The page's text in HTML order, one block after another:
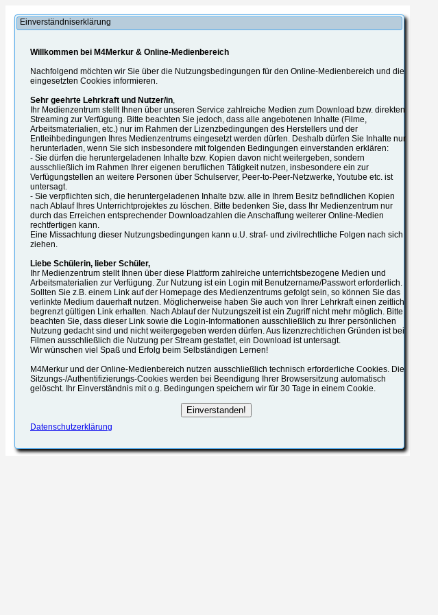
Einverständniserklärung
Willkommen bei M4Merkur & Online-Medienbereich
Nachfolgend möchten wir Sie über die Nutzungsbedingungen für den Online-Medienbereich und die
eingesetzten Cookies informieren.
Sehr geehrte Lehrkraft und Nutzer/in,
Ihr Medienzentrum stellt Ihnen über unseren Service zahlreiche Medien zum Download bzw. direkten
Streaming zur Verfügung. Bitte beachten Sie jedoch, dass alle angebotenen Inhalte (Filme,
Arbeitsmaterialien, etc.) nur im Rahmen der Lizenzbedingungen des Herstellers und der
Entleihbedingungen Ihres Medienzentrums eingesetzt werden dürfen. Deshalb dürfen Sie Inhalte nur
herunterladen, wenn Sie sich insbesondere mit folgenden Bedingungen einverstanden erklären:
- Sie dürfen die heruntergeladenen Inhalte bzw. Kopien davon nicht weitergeben, sondern
ausschließlich im Rahmen Ihrer eigenen beruflichen Tätigkeit nutzen, insbesondere ein zur
Verfügungstellen an weitere Personen über Schulserver, Peer-to-Peer-Netzwerke, Youtube etc. ist
untersagt.
- Sie verpflichten sich, die heruntergeladenen Inhalte bzw. alle in Ihrem Besitz befindlichen Kopien
nach Ablauf Ihres Unterrichtprojektes zu löschen. Bitte bedenken Sie, dass Ihr Medienzentrum nur
durch das Erreichen entsprechender Downloadzahlen die Anschaffung weiterer Online-Medien
rechtfertigen kann.
Eine Missachtung dieser Nutzungsbedingungen kann u.U. straf- und zivilrechtliche Folgen nach sich
ziehen.
Liebe Schülerin, lieber Schüler,
Ihr Medienzentrum stellt Ihnen über diese Plattform zahlreiche unterrichtsbezogene Medien und
Arbeitsmaterialien zur Verfügung. Zur Nutzung ist ein Login mit Benutzername/Passwort erforderlich.
Sollten Sie z.B. einem Link auf der Homepage des Medienzentrums gefolgt sein, so können Sie das
verlinkte Medium dauerhaft nutzen. Möglicherweise haben Sie auch von Ihrer Lehrkraft einen zeitlich
begrenzt gültigen Link erhalten. Nach Ablauf der Nutzungszeit ist ein Zugriff nicht mehr möglich. Bitte
beachten Sie, dass dieser Link sowie die Login-Informationen ausschließlich zu Ihrer persönlichen
Nutzung gedacht sind und nicht weitergegeben werden dürfen. Aus lizenzrechtlichen Gründen ist bei
Filmen ausschließlich die Nutzung per Stream gestattet, ein Download ist untersagt.
Wir wünschen viel Spaß und Erfolg beim Selbständigen Lernen!
M4Merkur und der Online-Medienbereich nutzen ausschließlich technisch erforderliche Cookies. Die
Sitzungs-/Authentifizierungs-Cookies werden bei Beendigung Ihrer Browsersitzung automatisch
gelöscht. Ihr Einverständnis mit o.g. Bedingungen speichern wir für 30 Tage in einem Cookie.
Datenschutzerklärung